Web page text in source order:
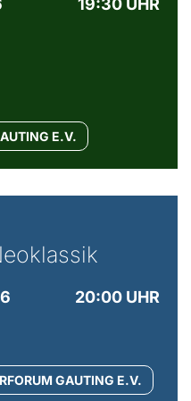
19:30 UHR
E.V.
20:00 UHR
GAUTING E.V.